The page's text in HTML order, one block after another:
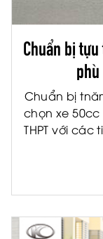
Chuẩn bị
Chuẩn bị
chọn xe
THPT với các